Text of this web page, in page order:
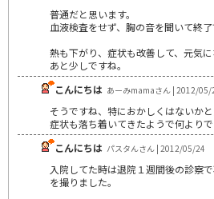
普通だと思います。
血液検査をせず、胸の音を聞いて終了
熱も下がり、症状も改善して、元気
あと少しですね。
こんにちは あーみmamaさん | 2012/05/
そうですね、特におかしくはないかと
症状も落ち着いてきたようで何よりで
こんにちは パスタんさん | 2012/05/24
入院してた時は退院１週間後の診察
を撮りました。